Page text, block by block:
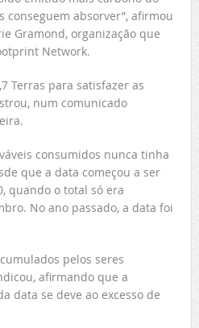
conseguem absorver”, afirmou
Gramond, organização que
Network.
Terras para satisfazer as
num comunicado
consumidos nunca tinha
que a data começou a ser
quando o total só era
No ano passado, a data foi
pelos seres
afirmando que a
data se deve ao excesso de